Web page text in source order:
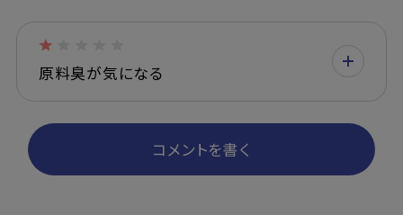
原料臭が気になる
コメントを書く